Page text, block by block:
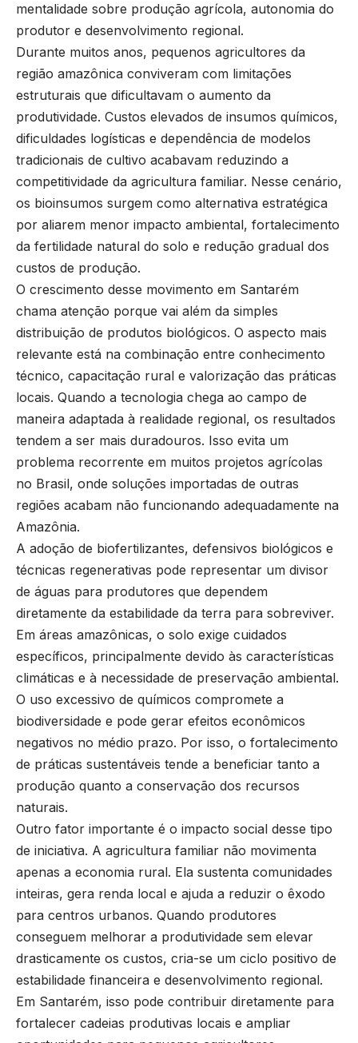
mentalidade sobre produção agrícola, autonomia do
produtor e desenvolvimento regional.
Durante muitos anos, pequenos agricultores da
região amazônica conviveram com limitações
estruturais que dificultavam o aumento da
produtividade. Custos elevados de insumos químicos,
dificuldades logísticas e dependência de modelos
tradicionais de cultivo acabavam reduzindo a
competitividade da agricultura familiar. Nesse cenário,
os bioinsumos surgem como alternativa estratégica
por aliarem menor impacto ambiental, fortalecimento
da fertilidade natural do solo e redução gradual dos
custos de produção.
O crescimento desse movimento em Santarém
chama atenção porque vai além da simples
distribuição de produtos biológicos. O aspecto mais
relevante está na combinação entre conhecimento
técnico, capacitação rural e valorização das práticas
locais. Quando a tecnologia chega ao campo de
maneira adaptada à realidade regional, os resultados
tendem a ser mais duradouros. Isso evita um
problema recorrente em muitos projetos agrícolas
no Brasil, onde soluções importadas de outras
regiões acabam não funcionando adequadamente na
Amazônia.
A adoção de biofertilizantes, defensivos biológicos e
técnicas regenerativas pode representar um divisor
de águas para produtores que dependem
diretamente da estabilidade da terra para sobreviver.
Em áreas amazônicas, o solo exige cuidados
específicos, principalmente devido às características
climáticas e à necessidade de preservação ambiental.
O uso excessivo de químicos compromete a
biodiversidade e pode gerar efeitos econômicos
negativos no médio prazo. Por isso, o fortalecimento
de práticas sustentáveis tende a beneficiar tanto a
produção quanto a conservação dos recursos
naturais.
Outro fator importante é o impacto social desse tipo
de iniciativa. A agricultura familiar não movimenta
apenas a economia rural. Ela sustenta comunidades
inteiras, gera renda local e ajuda a reduzir o êxodo
para centros urbanos. Quando produtores
conseguem melhorar a produtividade sem elevar
drasticamente os custos, cria-se um ciclo positivo de
estabilidade financeira e desenvolvimento regional.
Em Santarém, isso pode contribuir diretamente para
fortalecer cadeias produtivas locais e ampliar